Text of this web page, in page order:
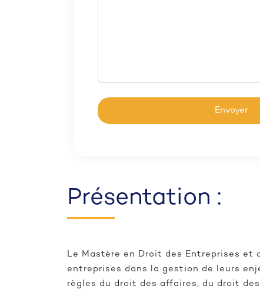
Présentation :
Le Mastère en Droit des Entreprises et
entreprises dans la gestion de leurs
règles du droit des affaires, du droit